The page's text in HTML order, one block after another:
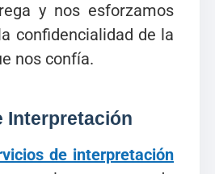
y nos esforzamos
confidencialidad de la
nos confía.
Interpretación
de interpretación